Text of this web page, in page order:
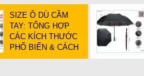
SIZE Ô DÙ CẦM
TAY: TỔNG HỢP
CÁC KÍCH THƯỚC
PHỔ BIẾN & CÁCH
CHỌN PHÙ HỢP